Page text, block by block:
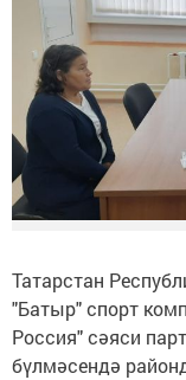
Татарстан
"Батыр" спорт
Россия" сәяси
бүлмәсендә